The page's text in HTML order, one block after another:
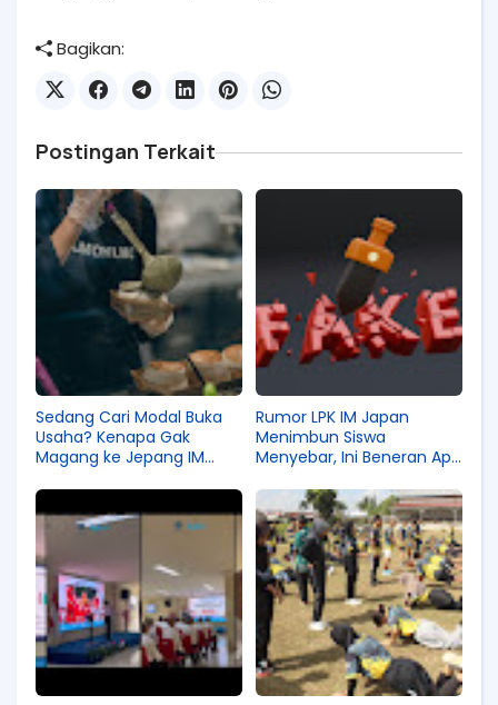
Bagikan:
Postingan Terkait
Sedang Cari Modal Buka
Usaha? Kenapa Gak
Magang ke Jepang IM
Rumor LPK IM Japan
Menimbun Siswa
Menyebar, Ini Beneran Apa